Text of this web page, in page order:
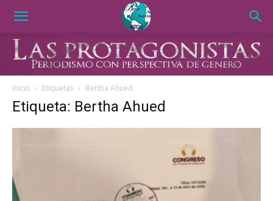
Inicio Etiquetas Bertha Ahued
Etiqueta: Bertha Ahued